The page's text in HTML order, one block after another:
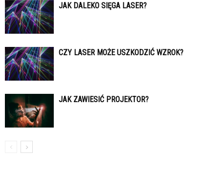
JAK DALEKO SIĘGA LASER?
CZY LASER MOŻE USZKODZIĆ WZROK?
JAK ZAWIESIĆ PROJEKTOR?